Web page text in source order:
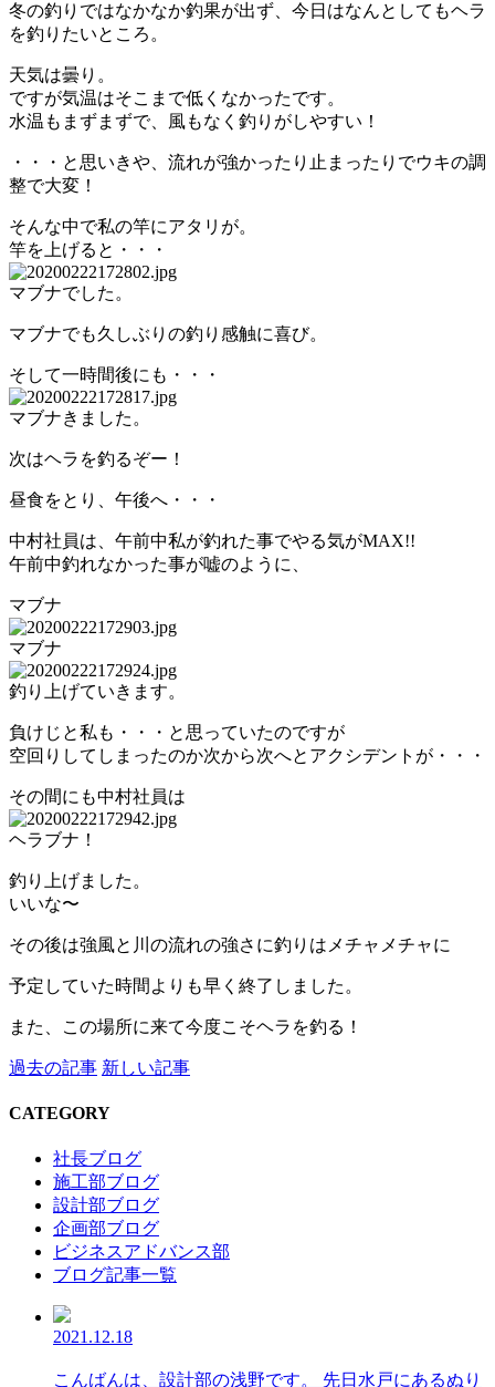
冬の釣りではなかなか釣果が出ず、今日はなんとしてもヘラ
を釣りたいところ。
天気は曇り。
ですが気温はそこまで低くなかったです。
水温もまずまずで、風もなく釣りがしやすい！
・・・と思いきや、流れが強かったり止まったりでウキの調
整で大変！
そんな中で私の竿にアタリが。
竿を上げると・・・
マブナでした。
マブナでも久しぶりの釣り感触に喜び。
そして一時間後にも・・・
マブナきました。
次はヘラを釣るぞー！
昼食をとり、午後へ・・・
中村社員は、午前中私が釣れた事でやる気がMAX!!
午前中釣れなかった事が嘘のように、
マブナ
マブナ
釣り上げていきます。
負けじと私も・・・と思っていたのですが
空回りしてしまったのか次から次へとアクシデントが・・・
その間にも中村社員は
ヘラブナ！
釣り上げました。
いいな〜
その後は強風と川の流れの強さに釣りはメチャメチャに
予定していた時間よりも早く終了しました。
また、この場所に来て今度こそヘラを釣る！
過去の記事 新しい記事
CATEGORY
社長ブログ
施工部ブログ
設計部ブログ
企画部ブログ
ビジネスアドバンス部
ブログ記事一覧
2021.12.18
こんばんは、設計部の浅野です。 先日水戸にあるぬり